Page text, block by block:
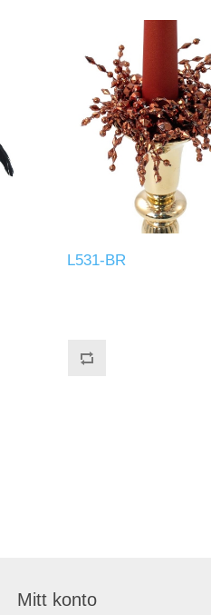
L531-BR
Mitt konto